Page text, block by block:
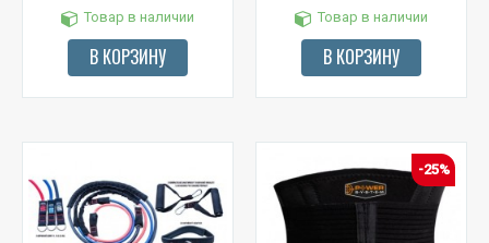
Товар в наличии
В КОРЗИНУ
Товар в наличии
В КОРЗИНУ
-25%